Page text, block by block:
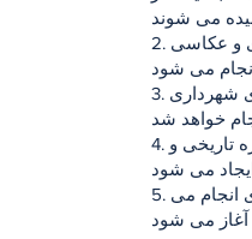
2. آماده سازی مسیر دوچرخه: وقتی مسیر دوچرخه آماده شد، کار فیلمبرداری و عکاسی
3. ساماندهی راه: در صورت وجود اشکال در مسیر تعیین شده، تمهیدات از سوی شهرداری
4. زمان و راهنماها: روزها، زمان ها و نقاط شروع قطار دوچرخه سواری شبه جزیره تاریخی و
5. ارتقاء رسانه ای: با مشخص شدن این مراحل، فعالیت های تبلیغاتی رسانه ای انجام می